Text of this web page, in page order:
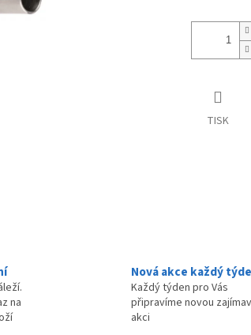
TISK
na
Nová akce každý
Každý týden pro Vás
připravíme novou
akci